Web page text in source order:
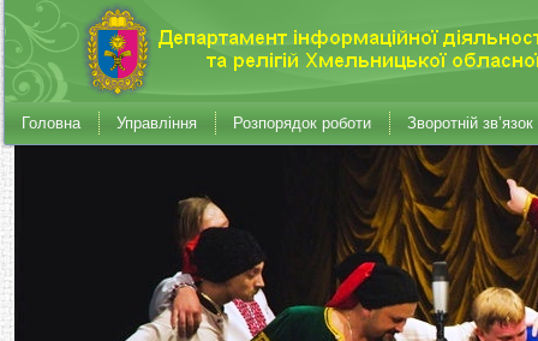
Головна Управління Розпорядок роботи Зворотній зв’язок